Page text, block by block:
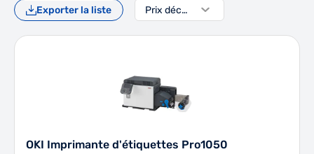
Exporter la liste
OKI Imprimante d'étiquettes Pro1050